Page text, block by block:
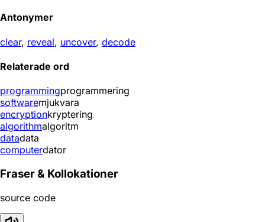
Antonymer
clear, reveal, uncover, decode
Relaterade ord
programmingprogrammering
softwaremjukvara
encryptionkryptering
algorithmalgoritm
datadata
computerdator
Fraser & Kollokationer
source code